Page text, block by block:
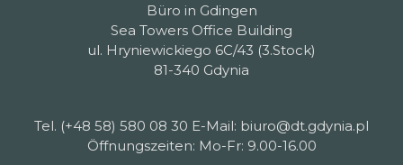
Büro in Gdingen
Sea Towers Office Building
ul. Hryniewickiego 6C/43 (3.Stock)
81-340 Gdynia
Tel. (+48 58) 580 08 30 E-Mail: biuro@dt.gdynia.pl
Öffnungszeiten: Mo-Fr: 9.00-16.00